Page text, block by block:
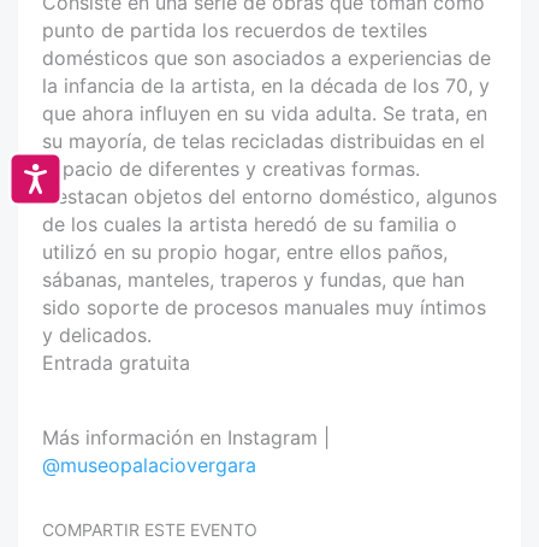
Accesibilidad
punto de partida los recuerdos de textiles
domésticos que son asociados a experiencias de
la infancia de la artista, en la década de los 70, y
que ahora influyen en su vida adulta. Se trata, en
su mayoría, de telas recicladas distribuidas en el
espacio de diferentes y creativas formas.
Destacan objetos del entorno doméstico, algunos
de los cuales la artista heredó de su familia o
utilizó en su propio hogar, entre ellos paños,
sábanas, manteles, traperos y fundas, que han
sido soporte de procesos manuales muy íntimos
y delicados.
Entrada gratuita
Más información en Instagram |
@museopalaciovergara
COMPARTIR ESTE EVENTO